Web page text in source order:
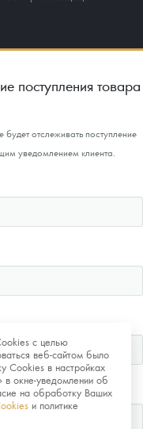
с целью
веб-сайтом было
Cookies в настройках
в окне-уведомлении об
на обработку Ваших
и политике
поступления товара
отслеживать поступление
уведомлением клиента.